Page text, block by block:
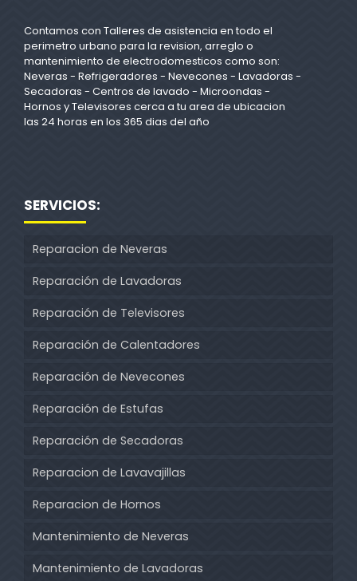
Contamos con Talleres de asistencia en todo el
perimetro urbano para la revision, arreglo o
mantenimiento de electrodomesticos como son:
Neveras - Refrigeradores - Nevecones - Lavadoras -
Secadoras - Centros de lavado - Microondas -
Hornos y Televisores cerca a tu area de ubicacion
las 24 horas en los 365 dias del año
SERVICIOS:
Reparacion de Neveras
Reparación de Lavadoras
Reparación de Televisores
Reparación de Calentadores
Reparación de Nevecones
Reparación de Estufas
Reparación de Secadoras
Reparacion de Lavavajillas
Reparacion de Hornos
Mantenimiento de Neveras
Mantenimiento de Lavadoras